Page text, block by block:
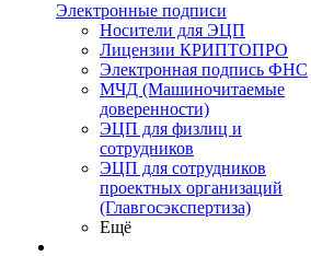
Электронные подписи
Носители для ЭЦП
Лицензии КРИПТОПРО
Электронная подпись ФНС
МЧД (Машиночитаемые
доверенности)
ЭЦП для физлиц и
сотрудников
ЭЦП для сотрудников
проектных организаций
(Главгосэкспертиза)
Ещё